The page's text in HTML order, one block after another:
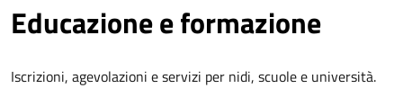
Educazione e formazione
Iscrizioni, agevolazioni e servizi per nidi, scuole e università.